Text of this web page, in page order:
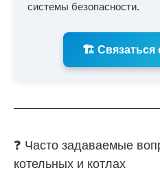
системы безопасности.
🏗️ Связаться
❓ Часто задаваемые
котельных и котлах